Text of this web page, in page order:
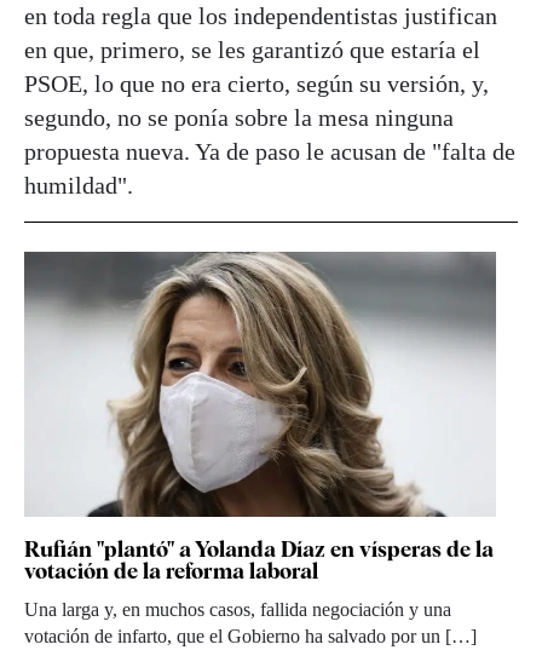
en toda regla que los independentistas justifican
en que, primero, se les garantizó que estaría el
PSOE, lo que no era cierto, según su versión, y,
segundo, no se ponía sobre la mesa ninguna
propuesta nueva. Ya de paso le acusan de "falta de
humildad".
Rufián "plantó" a Yolanda Díaz en vísperas de la
votación de la reforma laboral
Una larga y, en muchos casos, fallida negociación y una
votación de infarto, que el Gobierno ha salvado por un […]